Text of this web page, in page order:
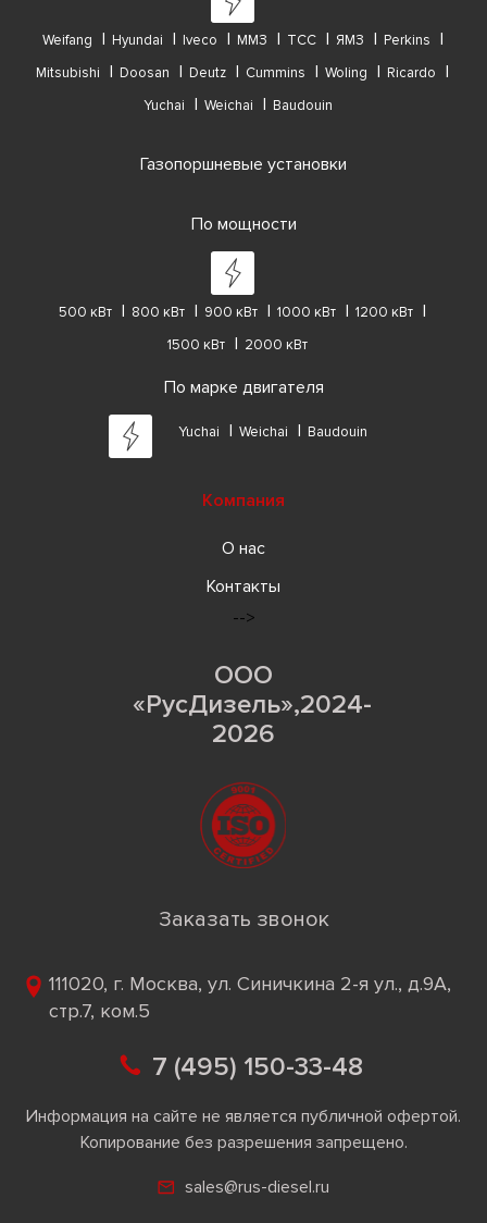
Weifang Hyundai Iveco ММЗ ТСС ЯМЗ
Perkins
Mitsubishi
Doosan Deutz Cummins Woling
Ricardo
Yuchai
Weichai Baudouin
Газопоршневые установки
По мощности
500 кВт 800 кВт 900 кВт 1000 кВт
1200 кВт
1500 кВт
2000 кВт
По марке двигателя
Yuchai Weichai Baudouin
Компания
О нас
Контакты
-->
ООО
«РусДизель»,2024-
2026
Заказать звонок
111020, г. Москва, ул. Синичкина 2-я ул., д.9А,
стр.7, ком.5
7 (495) 150-33-48
Информация на сайте не является публичной офертой.
Копирование без разрешения запрещено.
sales@rus-diesel.ru